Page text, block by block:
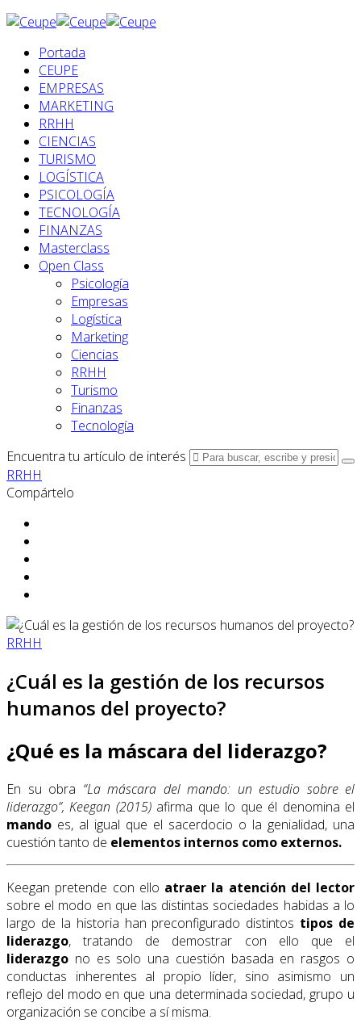
Portada
CEUPE
EMPRESAS
MARKETING
RRHH
CIENCIAS
TURISMO
LOGÍSTICA
PSICOLOGÍA
TECNOLOGÍA
FINANZAS
Masterclass
Open Class
Psicología
Empresas
Logística
Marketing
Ciencias
RRHH
Turismo
Finanzas
Tecnología
Encuentra tu artículo de interés
RRHH
Compártelo
RRHH
¿Cuál es la gestión de los recursos
humanos del proyecto?
¿Qué es la máscara del liderazgo?
En su obra “La máscara del mando: un estudio sobre el
liderazgo”, Keegan (2015)afirma que lo que él denomina el
mando es, al igual que el sacerdocio o la genialidad, una
cuestión tanto de elementos internos como externos.
Keegan pretende con ello atraer la atención del lector
sobre el modo en que las distintas sociedades habidas a lo
largo de la historia han preconfigurado distintos tipos de
liderazgo, tratando de demostrar con ello que el
liderazgo no es solo una cuestión basada en rasgos o
conductas inherentes al propio líder, sino asimismo un
reflejo del modo en que una determinada sociedad, grupo u
organización se concibe a sí misma.